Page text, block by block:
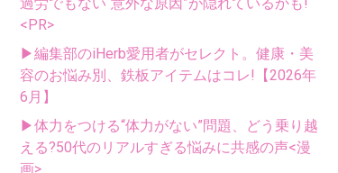
<PR>
▶編集部のiHerb愛用者がセレクト。健康・美
容のお悩み別、鉄板アイテムはコレ!【2026年
6月】
▶体力をつける“体力がない”問題、どう乗り越
える?50代のリアルすぎる悩みに共感の声<漫
画>